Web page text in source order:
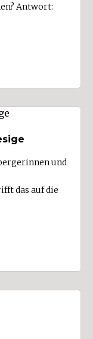
Antwort:
und
das auf die